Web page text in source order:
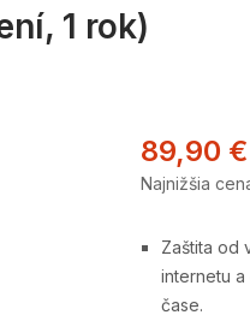
1 rok)
89,90 €
Najnižšia
Zaštita od
internetu
čase.